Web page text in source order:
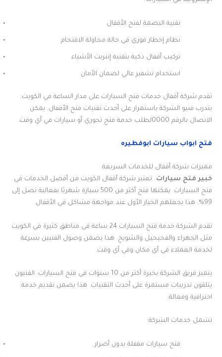
تقنية البصمة لفتح الأقفال
نظام إخطار فوري في حالة محاولة الاقتحام
تركيب أقفال ذكية بتقنية إنترنت الأشياء
استخدام تشفير عالي لضمان الأمان
تقدم شركة أقفال خدمات فتح السيارات على مدار الساعة في الكويت.
يتدرب فنيو الشركة باستمرار على أحدث تقنيات فتح الأقفال. يمكن
الاتصال بالرقم 0000لطلب خدمة فتح تجوري أو سيارات في أي وقت.
فتح ابواب سيارات ابوفطيره
مميزات شركة أقفال للخدمات السريعة
خبير فتح سيارات تعتبر شركة أقفال الكويت من أفضل الخدمات في
فتح السيارات. يمكنها فتح أكثر من 500 سيارة شهريًا بفعالية تصل إلى
99%. هذا يجعلهم الخيار الأول عند مواجهة مشاكل في الأقفال.
تقدم الشركة خدمة فتح السيارات 24 ساعة في مناطق كثيرة في الكويت
مثل الجهراء والفحيحيل والشويخ. هذا يضمن وصول الفنيين بسرعة
لخدمة العملاء في أي مكان وفي أي وقت.
يتميز فريق الشركة بخبرة أكثر من 10 سنوات في فتح السيارات. الفنيون
يتلقون تدريبات مستمرة على أحدث التقنيات. هذا يضمن تقديم خدمة
احترافية وفعالة.
تشمل خدمات الشركة:
فتح سيارات مقفلة بدون أضرار